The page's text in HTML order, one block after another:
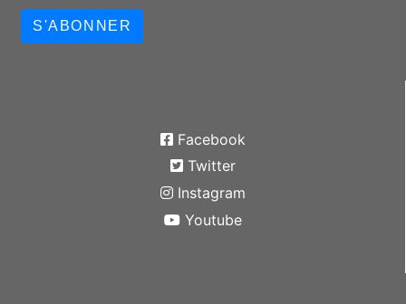
S'ABONNER
Facebook
Twitter
Instagram
Youtube